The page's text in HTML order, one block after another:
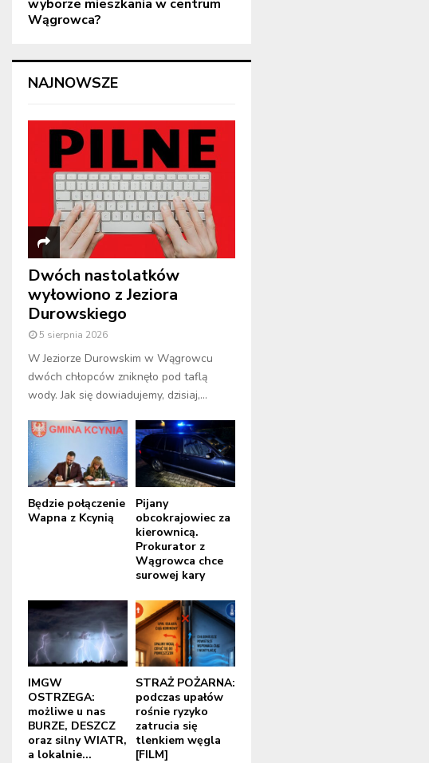
wyborze mieszkania w centrum
Wągrowca?
NAJNOWSZE
Dwóch nastolatków
wyłowiono z Jeziora
Durowskiego
5 sierpnia 2026
W Jeziorze Durowskim w Wągrowcu
dwóch chłopców zniknęło pod taflą
wody. Jak się dowiadujemy, dzisiaj,...
Będzie połączenie
Wapna z Kcynią
Pijany
obcokrajowiec za
kierownicą.
Prokurator z
Wągrowca chce
surowej kary
IMGW
OSTRZEGA:
możliwe u nas
BURZE, DESZCZ
oraz silny WIATR,
a lokalnie...
STRAŻ POŻARNA:
podczas upałów
rośnie ryzyko
zatrucia się
tlenkiem węgla
[FILM]